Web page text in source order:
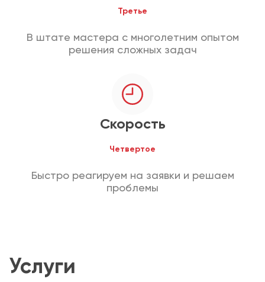
Третье
В штате мастера с многолетним опытом
решения сложных задач
Скорость
Четвертое
Быстро реагируем на заявки и решаем
проблемы
Услуги